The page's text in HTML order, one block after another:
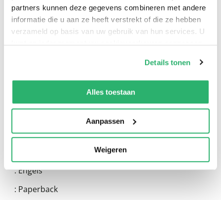
partners kunnen deze gegevens combineren met andere
informatie die u aan ze heeft verstrekt of die ze hebben
verzameld op basis van uw gebruik van hun services. U
kunt op ieder moment uw cookievoorkeuren aanpassen
We werken samen met13 derdendie uw gegevens
kunnen ontvangen en verwerken.
Details tonen
Alles toestaan
Aanpassen
Weigeren
0|0
:Engels
: Paperback